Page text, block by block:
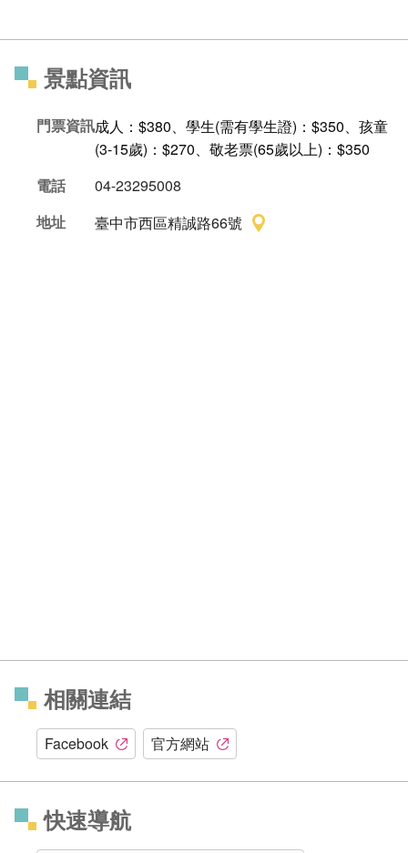
景點資訊
門票資訊成人：$380、學生(需有學生證)：$350、孩童
(3-15歲)：$270、敬老票(65歲以上)：$350
電話
04-23295008
地址
臺中市西區精誠路66號
相關連結
Facebook 官方網站
快速導航